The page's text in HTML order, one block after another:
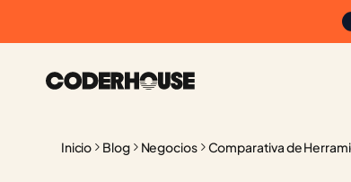
Inicio Blog Negocios Comparativa de